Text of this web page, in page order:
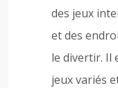
des jeux
et des
le divertir. Il
jeux variés